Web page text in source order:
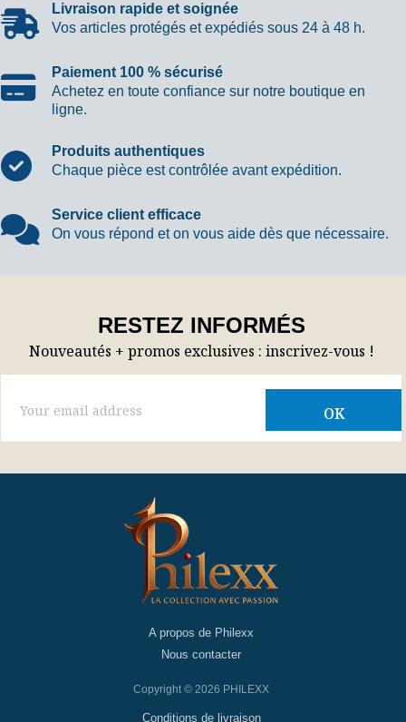
Livraison rapide et soignée
Vos articles protégés et expédiés sous 24 à 48 h.
Paiement 100 % sécurisé
Achetez en toute confiance sur notre boutique en
ligne.
Produits authentiques
Chaque pièce est contrôlée avant expédition.
Service client efficace
On vous répond et on vous aide dès que nécessaire.
RESTEZ INFORMÉS
Nouveautés + promos exclusives : inscrivez-vous !
A propos de Philexx
Nous contacter
Copyright © 2026 PHILEXX
Conditions de livraison